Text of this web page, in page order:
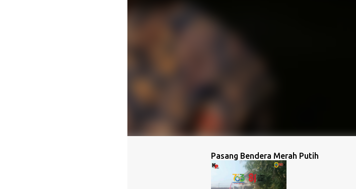
Pasang Bendera Merah Putih